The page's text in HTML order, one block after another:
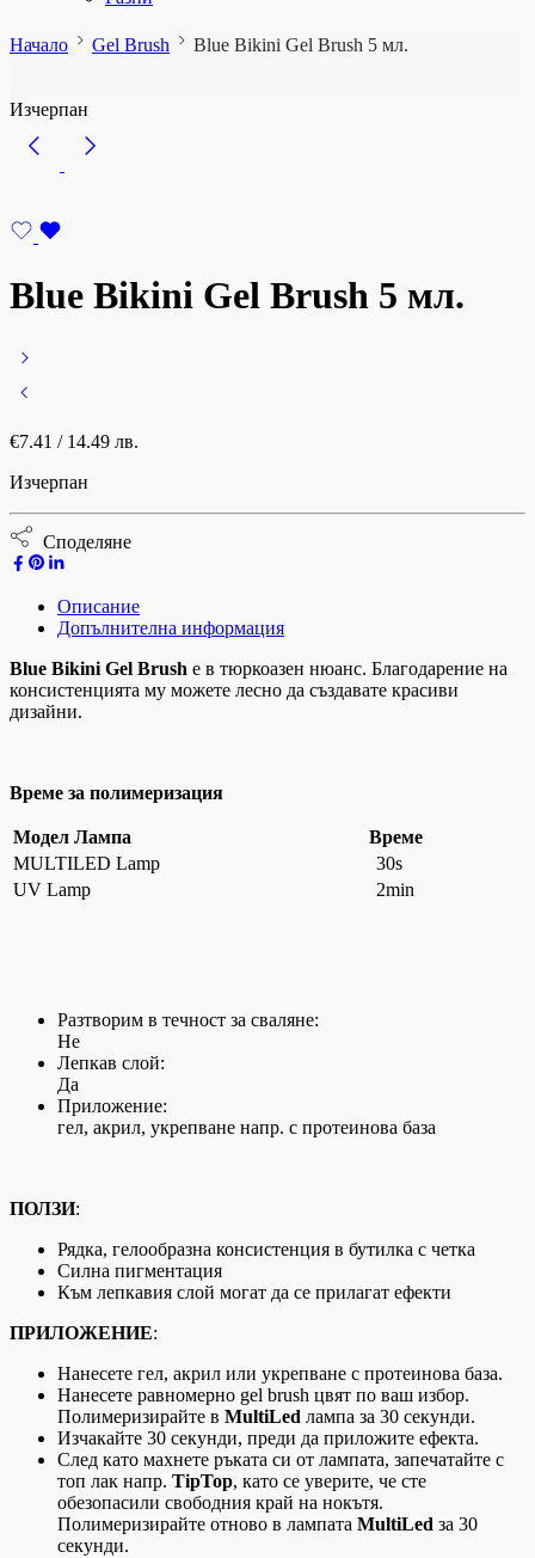
Начало Gel Brush Blue Bikini Gel Brush 5 мл.
Изчерпан
Blue Bikini Gel Brush 5 мл.
€7.41 / 14.49 лв.
Изчерпан
Споделяне
Описание
Допълнителна информация
Blue Bikini Gel Brush е в тюркоазен нюанс. Благодарение на
консистенцията му можете лесно да създавате красиви
дизайни.
Време за полимеризация
Модел Лампа
Време
MULTILED Lamp
30s
UV Lamp
2min
Разтворим в течност за сваляне:
Не
Лепкав слой:
Да
Приложение:
гел, акрил, укрепване напр. с протеинова база
ПОЛЗИ:
Рядка, гелообразна консистенция в бутилка с четка
Силна пигментация
Към лепкавия слой могат да се прилагат ефекти
ПРИЛОЖЕНИЕ:
Нанесете гел, акрил или укрепване с протеинова база.
Нанесете равномерно gel brush цвят по ваш избор.
Полимеризирайте в MultiLed лампа за 30 секунди.
Изчакайте 30 секунди, преди да приложите ефекта.
След като махнете ръката си от лампата, запечатайте с
топ лак напр. TipTop, като се уверите, че сте
обезопасили свободния край на нокътя.
Полимеризирайте отново в лампата MultiLed за 30
секунди.